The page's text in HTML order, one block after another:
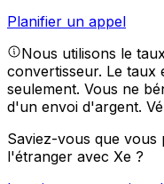
Planifier un appel
Nous utilisons le
convertisseur. Le taux
seulement. Vous ne
d'un envoi d'argent.
Saviez-vous que
l'étranger avec Xe ?